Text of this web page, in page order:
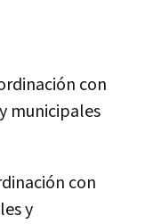
con
municipales
con
y